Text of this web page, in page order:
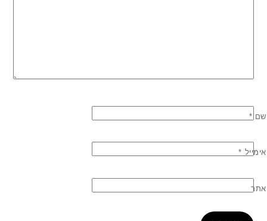
שם *
אימייל *
אתר